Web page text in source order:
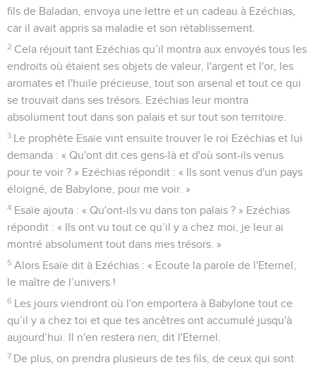
fils de Baladan, envoya une lettre et un cadeau à Ezéchias,
car il avait appris sa maladie et son rétablissement.
2 Cela réjouit tant Ezéchias qu’il montra aux envoyés tous les
endroits où étaient ses objets de valeur, l'argent et l'or, les
aromates et l'huile précieuse, tout son arsenal et tout ce qui
se trouvait dans ses trésors. Ezéchias leur montra
absolument tout dans son palais et sur tout son territoire.
3 Le prophète Esaïe vint ensuite trouver le roi Ezéchias et lui
demanda : « Qu'ont dit ces gens-là et d'où sont-ils venus
pour te voir ? » Ezéchias répondit : « Ils sont venus d'un pays
éloigné, de Babylone, pour me voir. »
4 Esaïe ajouta : « Qu'ont-ils vu dans ton palais ? » Ezéchias
répondit : « Ils ont vu tout ce qu’il y a chez moi, je leur ai
montré absolument tout dans mes trésors. »
5 Alors Esaïe dit à Ezéchias : « Ecoute la parole de l'Eternel,
le maître de l’univers !
6 Les jours viendront où l'on emportera à Babylone tout ce
qu’il y a chez toi et que tes ancêtres ont accumulé jusqu'à
aujourd’hui. Il n'en restera rien, dit l'Eternel.
7 De plus, on prendra plusieurs de tes fils, de ceux qui sont